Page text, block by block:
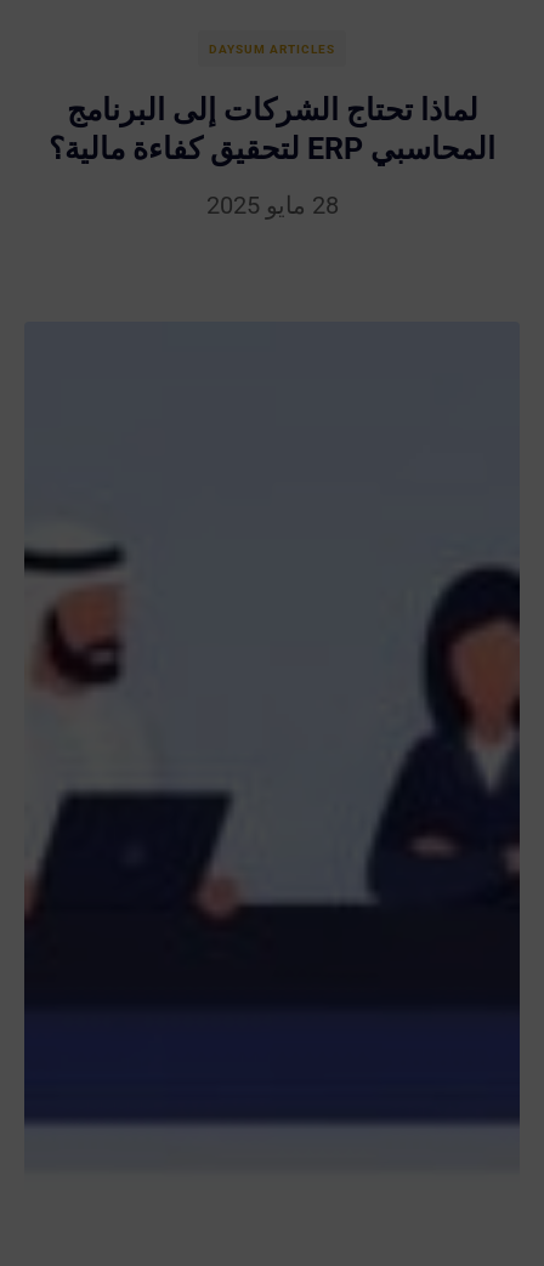
DAYSUM ARTICLES
لماذا تحتاج الشركات إلى البرنامج
المحاسبي ERP لتحقيق كفاءة مالية؟
28 مايو 2025